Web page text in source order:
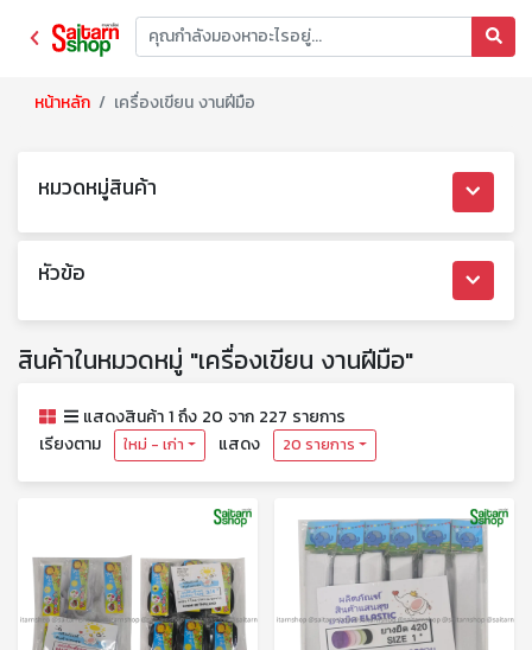
หน้าหลัก เครื่องเขียน งานฝีมือ
หมวดหมู่สินค้า
หัวข้อ
สินค้าในหมวดหมู่ "เครื่องเขียน งานฝีมือ"
แสดงสินค้า 1 ถึง 20 จาก 227 รายการ
เรียงตาม
ใหม่ - เก่า แสดง 20 รายการ